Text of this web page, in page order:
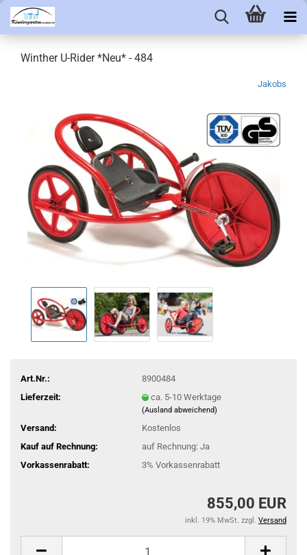
Winther U-Rider *Neu* - 484
Jakobs
Art.Nr.:
8900484
Lieferzeit:
ca. 5-10 Werktage
(Ausland abweichend)
Versand:
Kostenlos
Kauf auf Rechnung:
auf Rechnung: Ja
Vorkassenrabatt:
3% Vorkassenrabatt
855,00 EUR
inkl. 19% MwSt. zzgl. Versand